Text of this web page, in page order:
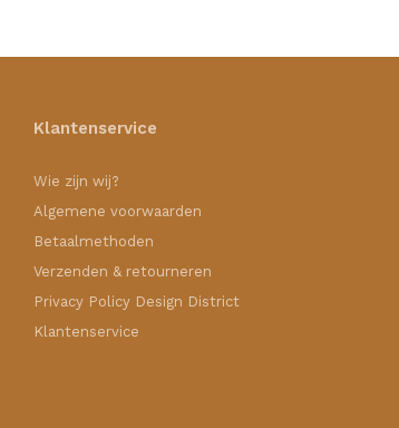
Klantenservice
Wie zijn wij?
Algemene voorwaarden
Betaalmethoden
Verzenden & retourneren
Privacy Policy Design District
Klantenservice